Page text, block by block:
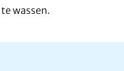
wassen.